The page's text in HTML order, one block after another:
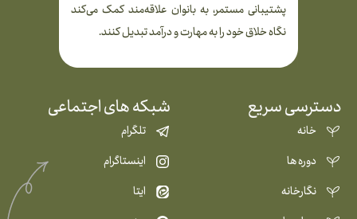
پشتیبانی مستمر، به بانوان علاقه‌مند کمک می‌کند
نگاه خلاق خود را به مهارت و درآمد تبدیل کنند.
دسترسی سریع
خانه
دوره ها
نگارخانه
شبکه های اجتماعی
تلگرام
اینستاگرام
ایتا